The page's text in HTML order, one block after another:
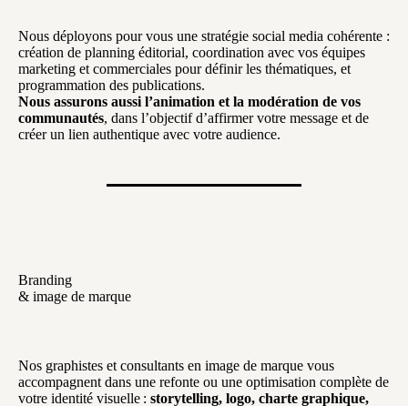
Nous déployons pour vous une stratégie social media cohérente :
création de planning éditorial, coordination avec vos équipes
marketing et commerciales pour définir les thématiques, et
programmation des publications.
Nous assurons aussi l’animation et la modération de vos
communautés, dans l’objectif d’affirmer votre message et de
créer un lien authentique avec votre audience.
Branding
& image de marque
Nos graphistes et consultants en image de marque vous
accompagnent dans une refonte ou une optimisation complète de
votre identité visuelle : storytelling, logo, charte graphique,